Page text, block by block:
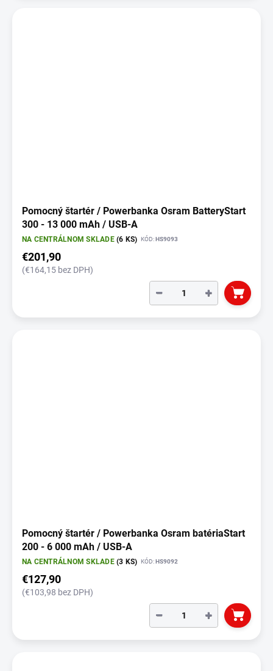
Pomocný štartér / Powerbanka Osram BatteryStart
300 - 13 000 mAh / USB-A
NA CENTRÁLNOM SKLADE(6 KS) KÓD: HS9093
€201,90
(€164,15 bez DPH)
+
−
Pomocný štartér / Powerbanka Osram batériaStart
200 - 6 000 mAh / USB-A
NA CENTRÁLNOM SKLADE(3 KS) KÓD:HS9092
€127,90
(€103,98 bez DPH)
+
−